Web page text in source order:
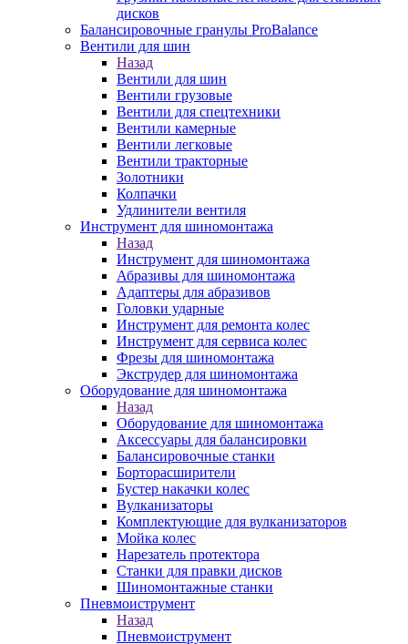
дисков
Балансировочные гранулы ProBalance
Вентили для шин
Назад
Вентили для шин
Вентили грузовые
Вентили для спецтехники
Вентили камерные
Вентили легковые
Вентили тракторные
Золотники
Колпачки
Удлинители вентиля
Инструмент для шиномонтажа
Назад
Инструмент для шиномонтажа
Абразивы для шиномонтажа
Адаптеры для абразивов
Головки ударные
Инструмент для ремонта колес
Инструмент для сервиса колес
Фрезы для шиномонтажа
Экструдер для шиномонтажа
Оборудование для шиномонтажа
Назад
Оборудование для шиномонтажа
Аксессуары для балансировки
Балансировочные станки
Борторасширители
Бустер накачки колес
Вулканизаторы
Комплектующие для вулканизаторов
Мойка колес
Нарезатель протектора
Станки для правки дисков
Шиномонтажные станки
Пневмоиструмент
Назад
Пневмоиструмент